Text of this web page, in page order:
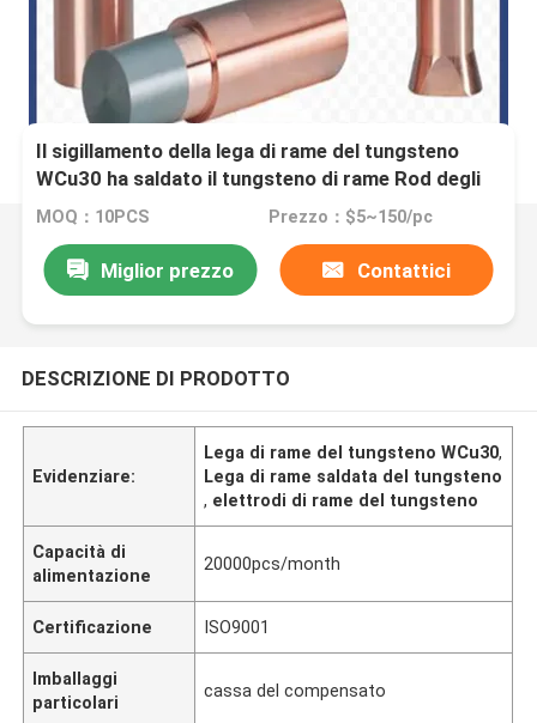
Il sigillamento della lega di rame del tungsteno
WCu30 ha saldato il tungsteno di rame Rod degli
elettrodi
MOQ：10PCS Prezzo：$5~150/pc
Miglior prezzo Contattici
DESCRIZIONE DI PRODOTTO
Evidenziare:
Lega di rame del tungsteno WCu30,
Lega di rame saldata del tungsteno
, elettrodi di rame del tungsteno
Capacità di
alimentazione
20000pcs/month
Certificazione ISO9001
Imballaggi
particolari
cassa del compensato